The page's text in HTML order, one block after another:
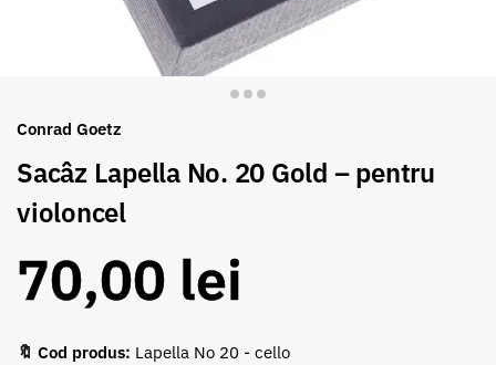
Conrad Goetz
Sacâz Lapella No. 20 Gold – pentru
violoncel
70,00 lei
🔖 Cod produs: Lapella No 20 - cello